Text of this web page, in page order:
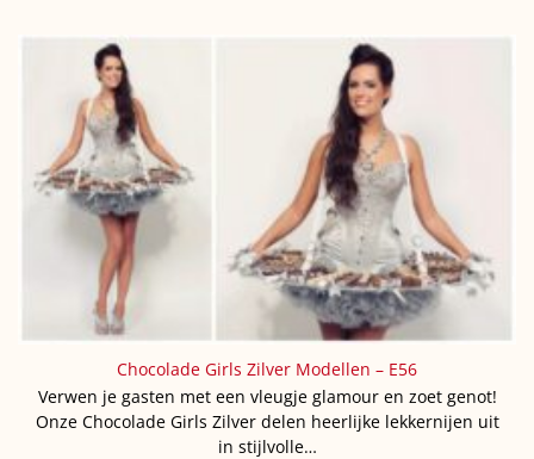
Chocolade Girls Zilver Modellen – E56
Verwen je gasten met een vleugje glamour en zoet genot!
Onze Chocolade Girls Zilver delen heerlijke lekkernijen uit
in stijlvolle…